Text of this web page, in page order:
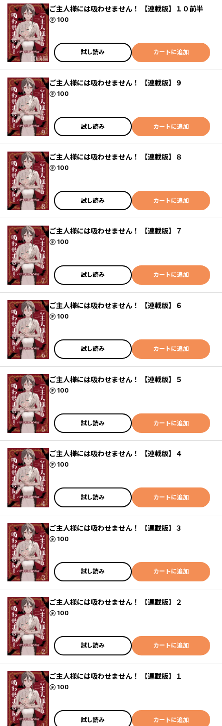
ご主人様には吸わせません！ 【連載版】１０前半
100
ポイント
試し読み カートに追加
ご主人様には吸わせません！ 【連載版】９
100
ポイント
試し読み カートに追加
ご主人様には吸わせません！ 【連載版】８
100
ポイント
試し読み カートに追加
ご主人様には吸わせません！ 【連載版】７
100
ポイント
試し読み カートに追加
ご主人様には吸わせません！ 【連載版】６
100
ポイント
試し読み カートに追加
ご主人様には吸わせません！ 【連載版】５
100
ポイント
試し読み カートに追加
ご主人様には吸わせません！ 【連載版】４
100
ポイント
試し読み カートに追加
ご主人様には吸わせません！ 【連載版】３
100
ポイント
試し読み カートに追加
ご主人様には吸わせません！ 【連載版】２
100
ポイント
試し読み カートに追加
ご主人様には吸わせません！ 【連載版】１
100
ポイント
試し読み カートに追加